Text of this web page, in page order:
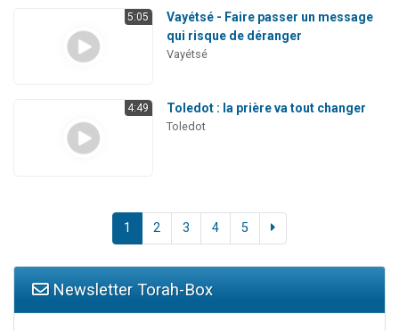
5:05
Vayétsé - Faire passer un message
qui risque de déranger
Vayétsé
4:49 Toledot : la prière va tout changer
Toledot
1 2 3 4 5
Newsletter Torah-Box